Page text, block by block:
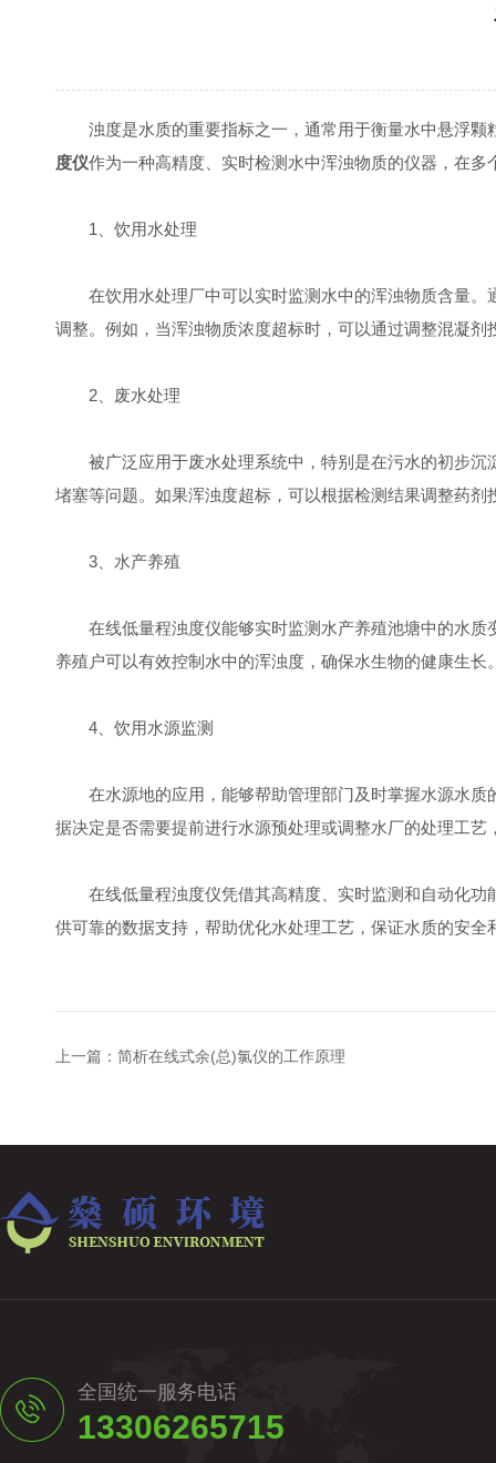
浊度是水质的重要指标之一，通常用于衡量水中悬浮颗
度仪作为一种高精度、实时检测水中浑浊物质的仪器，在
1、饮用水处理
在饮用水处理厂中可以实时监测水中的浑浊物质含量。
调整。例如，当浑浊物质浓度超标时，可以通过调整混凝
2、废水处理
被广泛应用于废水处理系统中，特别是在污水的初步沉
堵塞等问题。如果浑浊度超标，可以根据检测结果调整药
3、水产养殖
在线低量程浊度仪能够实时监测水产养殖池塘中的水质
养殖户可以有效控制水中的浑浊度，确保水生物的健康生长
4、饮用水源监测
在水源地的应用，能够帮助管理部门及时掌握水源水质
据决定是否需要提前进行水源预处理或调整水厂的处理工
在线低量程浊度仪凭借其高精度、实时监测和自动化功
供可靠的数据支持，帮助优化水处理工艺，保证水质的安全
上一篇： 简析在线式余(总)氯仪的工作原理
全国统一服务电话
13306265715